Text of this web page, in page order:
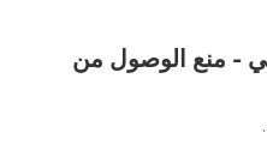
الوصول من